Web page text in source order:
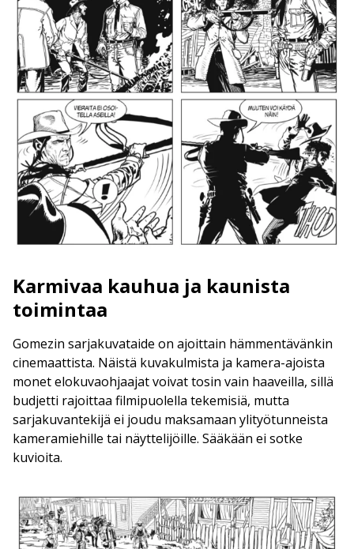
Karmivaa kauhua ja kaunista
toimintaa
Gomezin sarjakuvataide on ajoittain hämmentävänkin
cinemaattista. Näistä kuvakulmista ja kamera-ajoista
monet elokuvaohjaajat voivat tosin vain haaveilla, sillä
budjetti rajoittaa filmipuolella tekemisiä, mutta
sarjakuvantekijä ei joudu maksamaan ylityötunneista
kameramiehille tai näyttelijöille. Sääkään ei sotke
kuvioita.